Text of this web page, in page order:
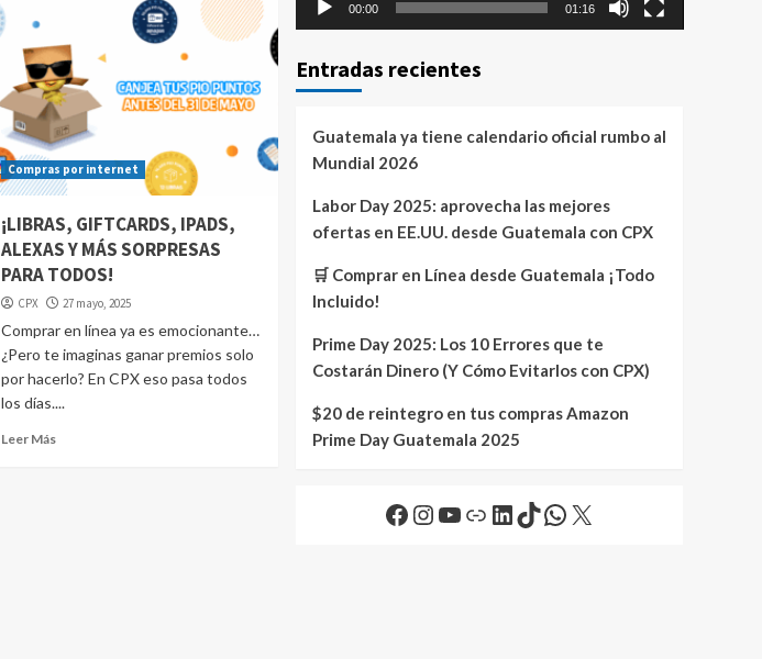
Compras por internet
¡LIBRAS, GIFTCARDS, IPADS,
ALEXAS Y MÁS SORPRESAS
PARA TODOS!
CPX 27 mayo, 2025
Comprar en línea ya es emocionante…
¿Pero te imaginas ganar premios solo
por hacerlo? En CPX eso pasa todos
los días....
Leer Más
00:00 01:16
Entradas recientes
Guatemala ya tiene calendario oficial rumbo al
Mundial 2026
Labor Day 2025: aprovecha las mejores
ofertas en EE.UU. desde Guatemala con CPX
🛒 Comprar en Línea desde Guatemala ¡Todo
Incluido!
Prime Day 2025: Los 10 Errores que te
Costarán Dinero (Y Cómo Evitarlos con CPX)
$20 de reintegro en tus compras Amazon
Prime Day Guatemala 2025
Facebook
Instagram
YouTube
LinkLinkedIn
TikTok
WhatsApp
X